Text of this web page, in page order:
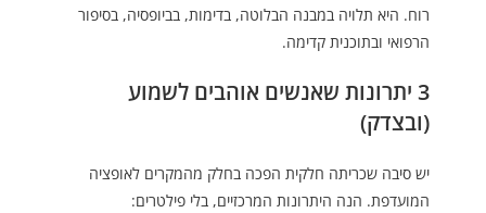
רוח. היא תלויה במבנה הבלוטה, בדימות, בביופסיה, בסיפור
הרפואי ובתוכנית קדימה.
3 יתרונות שאנשים אוהבים לשמוע
(ובצדק)
יש סיבה שכריתה חלקית הפכה בחלק מהמקרים לאופציה
המועדפת. הנה היתרונות המרכזיים, בלי פילטרים: